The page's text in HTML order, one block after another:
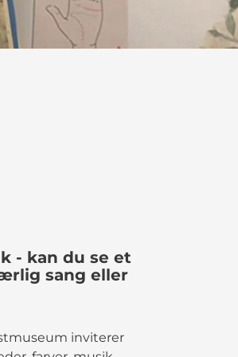
- kan du se et
sang eller
inviterer